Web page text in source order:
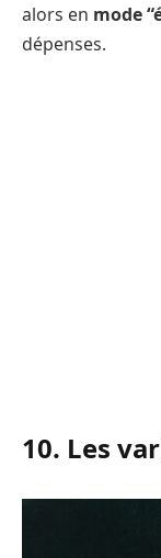
alors en mode
dépenses.
10. Les